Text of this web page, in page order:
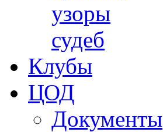
узоры
судеб
Клубы
ЦОД
Документы